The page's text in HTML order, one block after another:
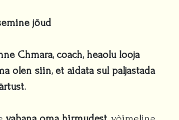
jõud
Chmara, coach, heaolu looja
olen siin, et aidata sul paljastada